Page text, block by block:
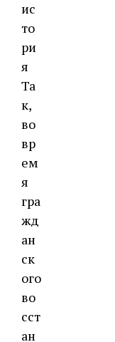
Та
к,
во
вр
ем
я
гра
жд
ан
ск
ого
во
сст
ан